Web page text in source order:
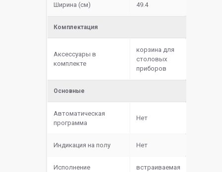
Ширина (см) 49.4
Комплектация
Аксессуары в
комплекте
корзина для
столовых
приборов
Основные
Автоматическая
программа
Нет
Индикация на полу Нет
Исполнение встраиваемая